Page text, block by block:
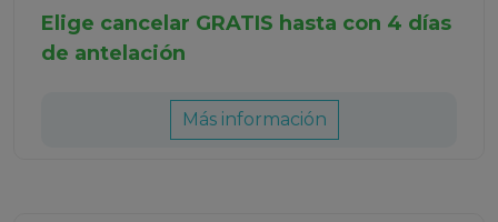
Elige cancelar GRATIS hasta con 4 días
de antelación
Más información